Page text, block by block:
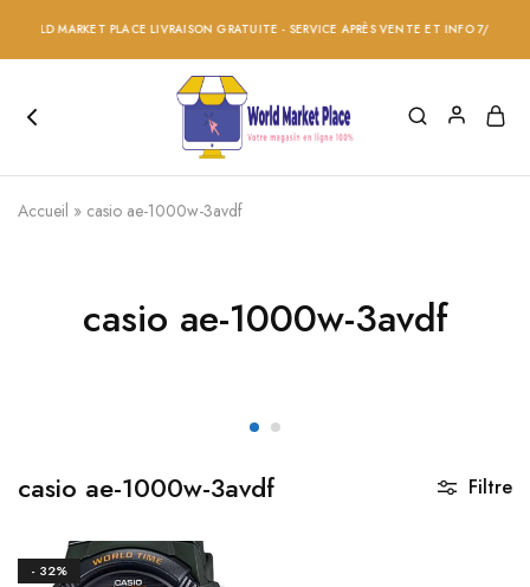
WORLD MARKET PLACE LIVRAISON GRATUITE - SERVICE APRÈS VENTE ET INFO 7/24 -
Accueil » casio ae-1000w-3avdf
casio ae-1000w-3avdf
casio ae-1000w-3avdf Filtre
- 32%